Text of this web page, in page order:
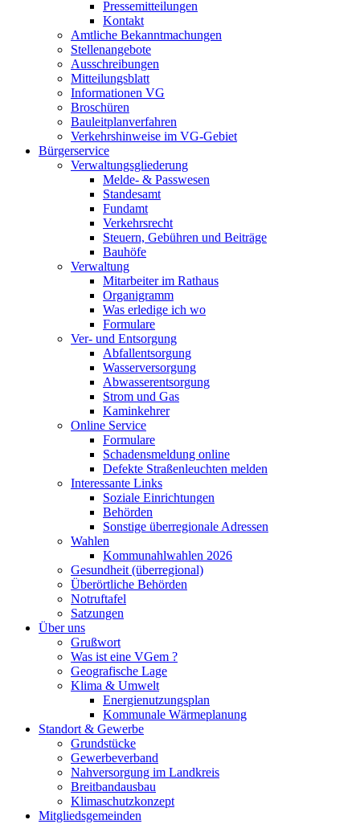
Pressemitteilungen
Kontakt
Amtliche Bekanntmachungen
Stellenangebote
Ausschreibungen
Mitteilungsblatt
Informationen VG
Broschüren
Bauleitplanverfahren
Verkehrshinweise im VG-Gebiet
Bürgerservice
Verwaltungsgliederung
Melde- & Passwesen
Standesamt
Fundamt
Verkehrsrecht
Steuern, Gebühren und Beiträge
Bauhöfe
Verwaltung
Mitarbeiter im Rathaus
Organigramm
Was erledige ich wo
Formulare
Ver- und Entsorgung
Abfallentsorgung
Wasserversorgung
Abwasserentsorgung
Strom und Gas
Kaminkehrer
Online Service
Formulare
Schadensmeldung online
Defekte Straßenleuchten melden
Interessante Links
Soziale Einrichtungen
Behörden
Sonstige überregionale Adressen
Wahlen
Kommunahlwahlen 2026
Gesundheit (überregional)
Überörtliche Behörden
Notruftafel
Satzungen
Über uns
Grußwort
Was ist eine VGem ?
Geografische Lage
Klima & Umwelt
Energienutzungsplan
Kommunale Wärmeplanung
Standort & Gewerbe
Grundstücke
Gewerbeverband
Nahversorgung im Landkreis
Breitbandausbau
Klimaschutzkonzept
Mitgliedsgemeinden